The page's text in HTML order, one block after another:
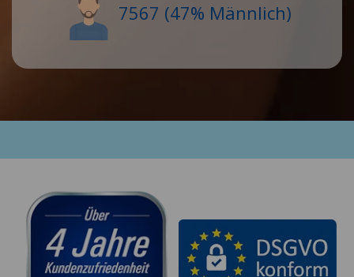
7567 (47% Männlich)